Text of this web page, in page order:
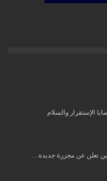
الإستقرار والسلام
تعلن عن مجزرة جديدة…